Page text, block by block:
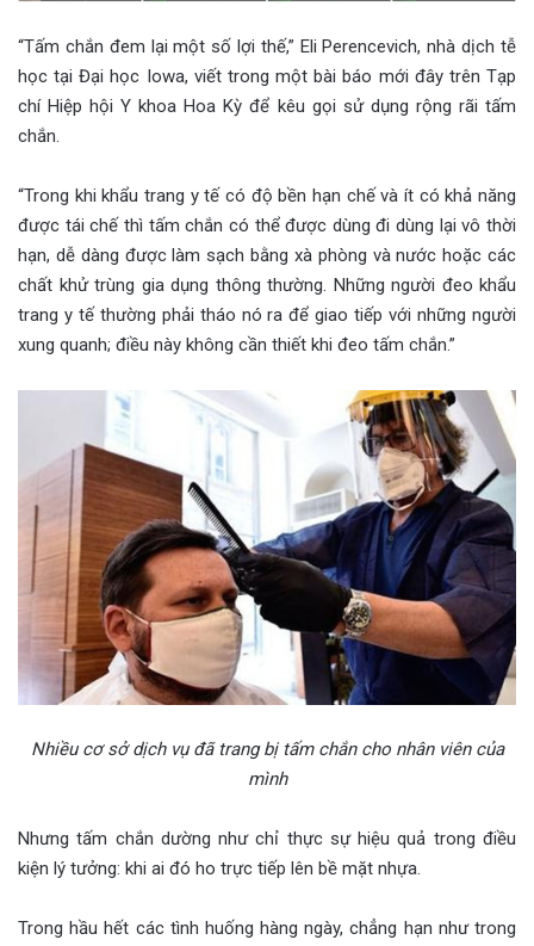
“Tấm chắn đem lại một số lợi thế,” Eli Perencevich, nhà dịch tễ
học tại Đại học Iowa, viết trong một bài báo mới đây trên Tạp
chí Hiệp hội Y khoa Hoa Kỳ để kêu gọi sử dụng rộng rãi tấm
chắn.
“Trong khi khẩu trang y tế có độ bền hạn chế và ít có khả năng
được tái chế thì tấm chắn có thể được dùng đi dùng lại vô thời
hạn, dễ dàng được làm sạch bằng xà phòng và nước hoặc các
chất khử trùng gia dụng thông thường. Những người đeo khẩu
trang y tế thường phải tháo nó ra để giao tiếp với những người
xung quanh; điều này không cần thiết khi đeo tấm chắn.”
Nhiều cơ sở dịch vụ đã trang bị tấm chắn cho nhân viên của
mình
Nhưng tấm chắn dường như chỉ thực sự hiệu quả trong điều
kiện lý tưởng: khi ai đó ho trực tiếp lên bề mặt nhựa.
Trong hầu hết các tình huống hàng ngày, chẳng hạn như trong